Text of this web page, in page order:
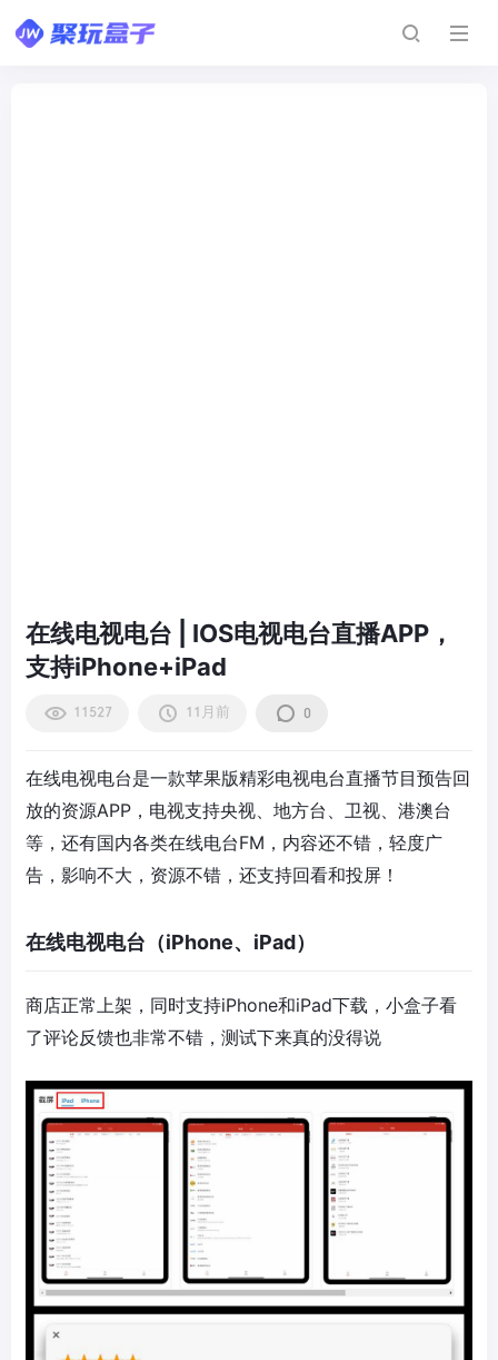
在线电视电台 | IOS电视电台直播APP，
支持iPhone+iPad
11527 11月前 0
在线电视电台是一款苹果版精彩电视电台直播节目预告回
放的资源APP，电视支持央视、地方台、卫视、港澳台
等，还有国内各类在线电台FM，内容还不错，轻度广
告，影响不大，资源不错，还支持回看和投屏！
在线电视电台（iPhone、iPad）
商店正常上架，同时支持iPhone和iPad下载，小盒子看
了评论反馈也非常不错，测试下来真的没得说